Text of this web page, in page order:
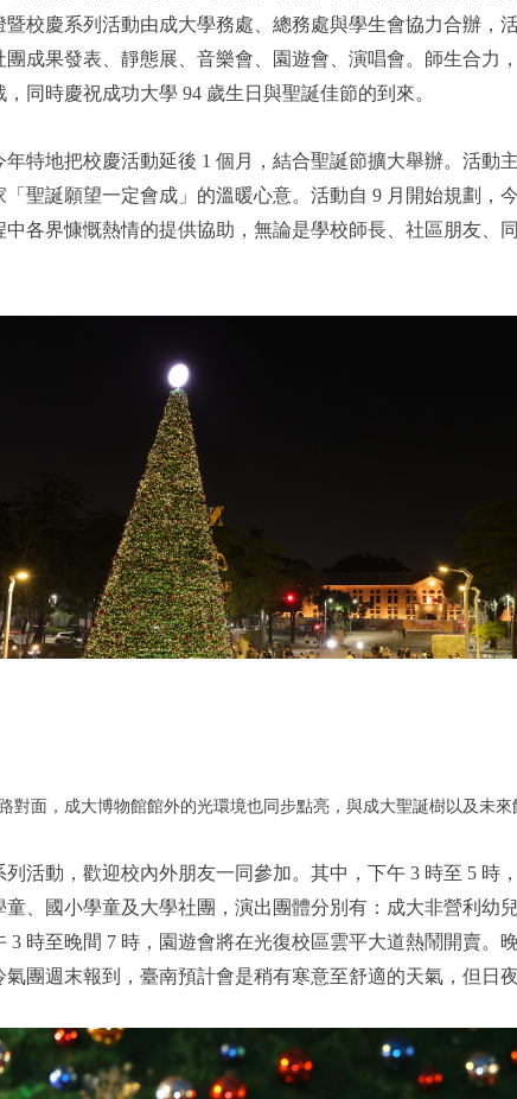
校慶系列活動由成大學務處、總務處與學生會協力合辦，
成果發表、靜態展、音樂會、園遊會、演唱會。師生合力
同時慶祝成功大學 94 歲生日與聖誕佳節的到來。
特地把校慶活動延後 1 個月，結合聖誕節擴大舉辦。活動
聖誕願望一定會成」的溫暖心意。活動自 9 月開始規劃，
各界慷慨熱情的提供協助，無論是學校師長、社區朋友、
對面，成大博物館館外的光環境也同步點亮，與成大聖誕樹以及未
列活動，歡迎校內外朋友一同參加。其中，下午 3 時至 5 時
童、國小學童及大學社團，演出團體分別有：成大非營利幼
3 時至晚間 7 時，園遊會將在光復校區雲平大道熱鬧開賣。
團週末報到，臺南預計會是稍有寒意至舒適的天氣，但日